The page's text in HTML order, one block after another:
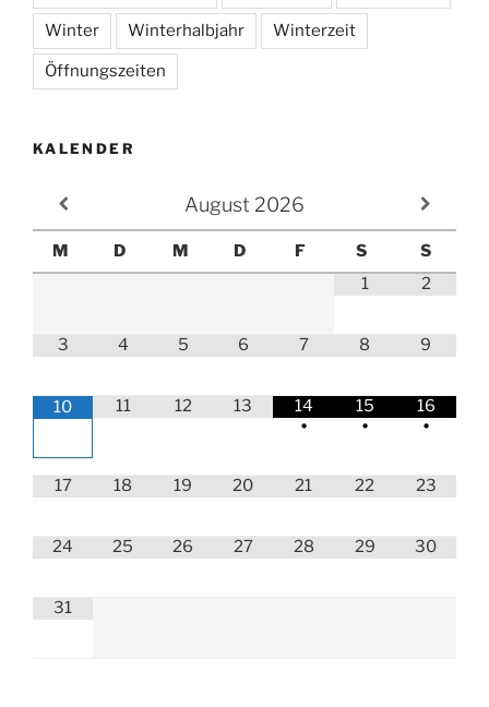
Winter Winterhalbjahr Winterzeit
Öffnungszeiten
KALENDER
August 2026
M D M D F S
S
1
2
3 4 5 6 7 8 9
10 11 12 13
14
•
15
•
16
•
17 18 19 20 21 22 23
24 25 26 27 28 29 30
31